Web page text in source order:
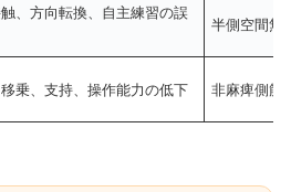
、方向転換、自主練習の誤
半側空間無
乗、支持、操作能力の低下 非麻痺側筋